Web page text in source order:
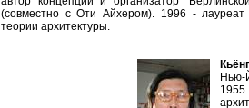
(совместно с Оти Айхером). 1996 -
теории архитектуры.
Нью-